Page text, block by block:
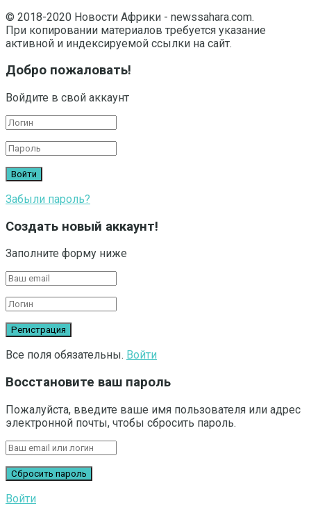
© 2018-2020 Новости Африки - newssahara.com.
При копировании материалов требуется указание
активной и индексируемой ссылки на сайт.
Добро пожаловать!
Войдите в свой аккаунт
Забыли пароль?
Создать новый аккаунт!
Заполните форму ниже
Все поля обязательны. Войти
Восстановите ваш пароль
Пожалуйста, введите ваше имя пользователя или адрес
электронной почты, чтобы сбросить пароль.
Войти